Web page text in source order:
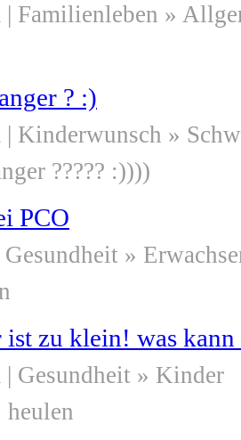
| Familienleben »
? :)
| Kinderwunsch »
????? :))))
PCO
Gesundheit »
zu klein! was kann
| Gesundheit » Kinder